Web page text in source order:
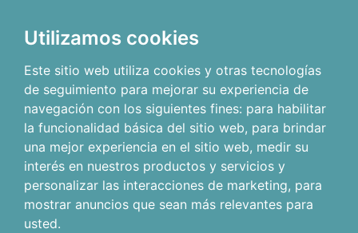
Utilizamos cookies
Este sitio web utiliza cookies y otras tecnologías
de seguimiento para mejorar su experiencia de
navegación con los siguientes fines: para habilitar
la funcionalidad básica del sitio web, para brindar
una mejor experiencia en el sitio web, medir su
interés en nuestros productos y servicios y
personalizar las interacciones de marketing, para
mostrar anuncios que sean más relevantes para
usted.